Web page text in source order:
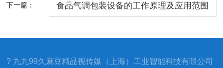
下一篇： 食品气调包装设备的工作原理及应用范围
? 九九99久麻豆精品视传媒（上海）工业智能科技有限公司